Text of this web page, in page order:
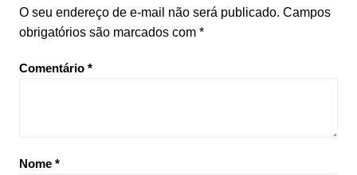
O seu endereço de e-mail não será publicado. Campos
obrigatórios são marcados com *
Comentário *
Nome *